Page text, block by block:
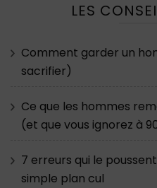
LES
Comment garder un
sacrifier)
Ce que les hommes
(et que vous ignorez à
7 erreurs qui le
simple plan cul